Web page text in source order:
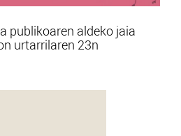
publikoaren aldeko jaia
urtarrilaren 23n